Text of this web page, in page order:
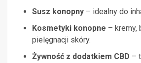
Susz konopny – idealny do
Kosmetyki konopne – kremy,
pielęgnacji skóry.
Żywność z dodatkiem CBD –